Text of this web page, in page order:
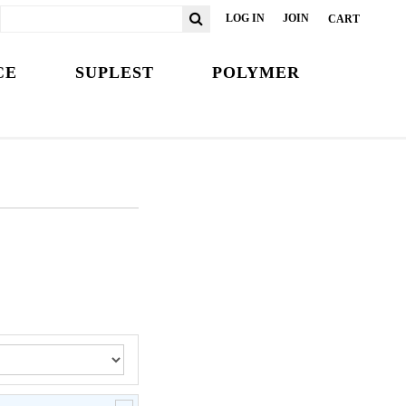
LOG IN JOIN CART
SUPLEST
POLYMER